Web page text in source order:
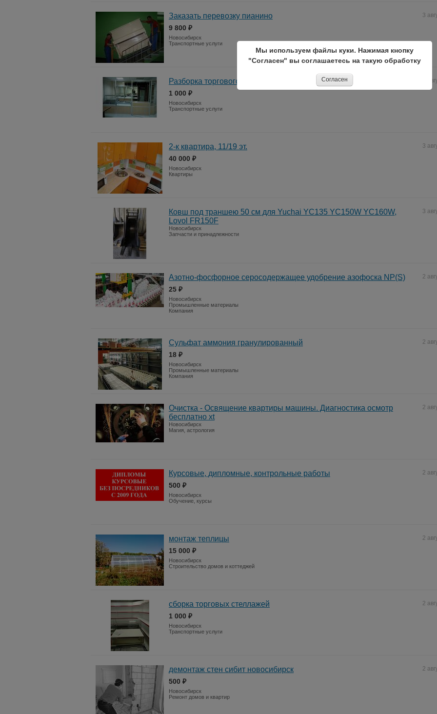
3
Заказать перевозку пианино
9 800 ₽
Новосибирск
Транспортные услуги
3
Разборка торгового оборудования
1 000 ₽
Новосибирск
Транспортные услуги
3
2-к квартира, 11/19 эт.
40 000 ₽
Новосибирск
Квартиры
3
Ковш под траншею 50 см для Yuchai YC135 YC150W YC160W,
Lovol FR150F
Новосибирск
Запчасти и принадлежности
2
Азотно-фосфорное серосодержащее удобрение азофоска NP(S)
25 ₽
Новосибирск
Промышленные материалы
Компания
2
Сульфат аммония гранулированный
18 ₽
Новосибирск
Промышленные материалы
Компания
2
Очистка - Освящение квартиры машины. Диагностика осмотр
бесплатно xt
Новосибирск
Магия, астрология
2
Курсовые, дипломные, контрольные работы
500 ₽
Новосибирск
Обучение, курсы
2
монтаж теплицы
15 000 ₽
Новосибирск
Строительство домов и коттеджей
2
сборка торговых стеллажей
1 000 ₽
Новосибирск
Транспортные услуги
2
демонтаж стен сибит новосибирск
500 ₽
Новосибирск
Ремонт домов и квартир
Мы используем файлы куки. Нажимая кнопку
"Согласен" вы соглашаетесь на такую обработку
Согласен